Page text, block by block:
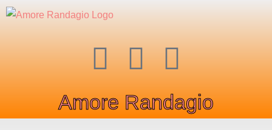
Amore Randagio